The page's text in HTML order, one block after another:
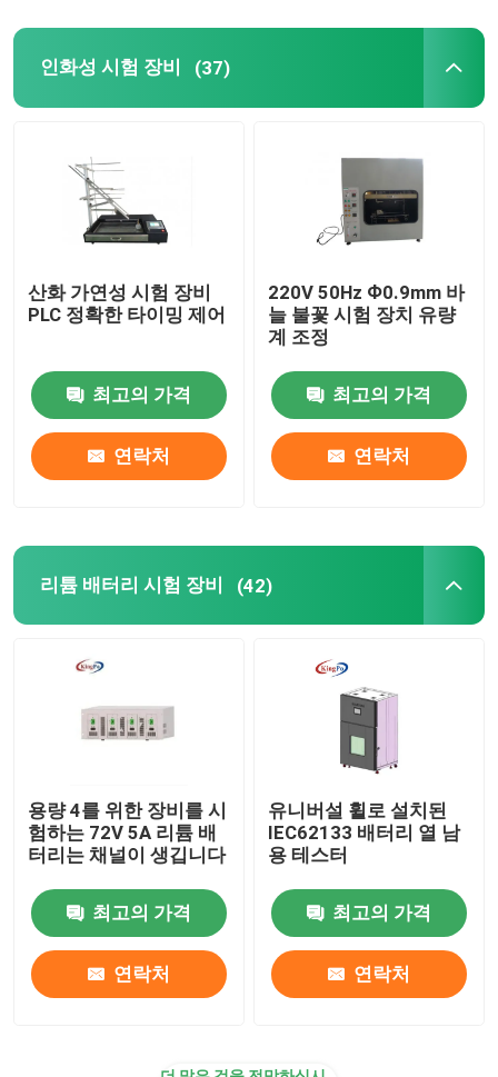
테스트는 측정합니다
인화성 시험 장비 (37)
산화 가연성 시험 장비
PLC 정확한 타이밍 제어
최고의 가격
연락처
220V 50Hz Ф0.9mm 바
늘 불꽃 시험 장치 유량
계 조정
최고의 가격
연락처
리튬 배터리 시험 장비 (42)
용량 4를 위한 장비를 시
험하는 72V 5A 리튬 배
터리는 채널이 생깁니다
최고의 가격
연락처
유니버설 휠로 설치된
IEC62133 배터리 열 남
용 테스터
최고의 가격
연락처